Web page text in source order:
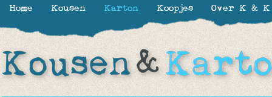
Home Kousen Karton Koopjes Over K & K